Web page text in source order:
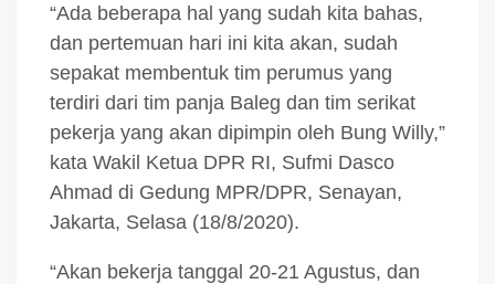
“Ada beberapa hal yang sudah kita bahas,
dan pertemuan hari ini kita akan, sudah
sepakat membentuk tim perumus yang
terdiri dari tim panja Baleg dan tim serikat
pekerja yang akan dipimpin oleh Bung Willy,”
kata Wakil Ketua DPR RI, Sufmi Dasco
Ahmad di Gedung MPR/DPR, Senayan,
Jakarta, Selasa (18/8/2020).
“Akan bekerja tanggal 20-21 Agustus, dan